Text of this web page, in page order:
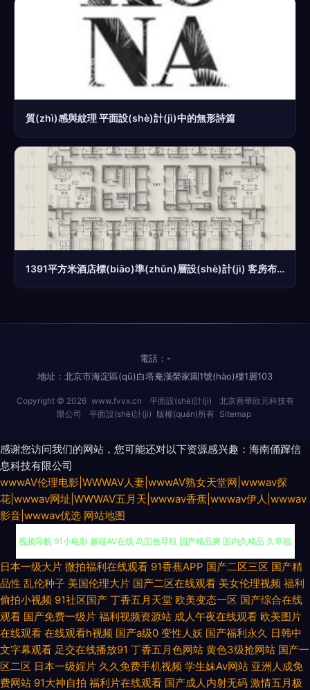
質(zhì)感與紋理 平面設(shè)計(jì)中的無形詩篇
1391平方米酒店標(biāo)準(zhǔn)層設(shè)計(jì) 客房布局與高效利用指南
電話：-
地址：北京市海淀區(qū)白塔庵漢榮家園1號(hào)樓1層103
Copyright © 2026 www.fvvx.cn 平面設(shè)計(jì)
北京善華欣元科技有
限公司
平面設(shè)計(jì) 版權(quán)所有 Sitemap
感谢您访问我们的网站，您可能还对以下资源感兴趣：海南俑蹿信
息科技有限公司
wwwAV伦理电影|WWWAV人妻|wwwAV熟女天堂网|wwwav探
花|wwwav网址|WWWAV五月天|wwwav香蕉|wwwav伊人|wwwav
影音|wwwav优选 网站地图
日本成人A片网站 超碰97在线播放 日韩成人网免费 五月丁香综合网 69福利
视频导航 91小电影 超碰AV在线 岛国色导航 国产精品爽 国内久精品 久草福
利免费 青青草超碰在线 日韩性交专区 综合大香蕉伊人 91永久免费观看 东方
无码AV 久久草热婷婷网站 蜜臀网站91 丝袜性交免费网站 午夜剧场www8
日本一级大片 微拍福利在线观看 91香蕉APP 国产二区三区 国产精
品性 乱伦种子 美国伦理大片 国产二区在线观看 美女伦理视频 福利
偷拍小视频 91社区国产 丁香五月天堂 欧美变态一区 国产综合在线
观看 国产免费一级片 福利视频资源站 成人午夜在线观看 欧美图片
在线观看 在线观看h视频 国产a级0 变性人妖 国产福利永久 日韩中
文字幕观看 足交在线播放91 丁香五月色网站 黄色3级抢网站 国产一
区二区 日本一级婬片 久久免费手机视频 学生妹Av网站 亚洲人成免
费网站 91大神自拍 福利片在线观看 国产成人内射无码 激情五月极